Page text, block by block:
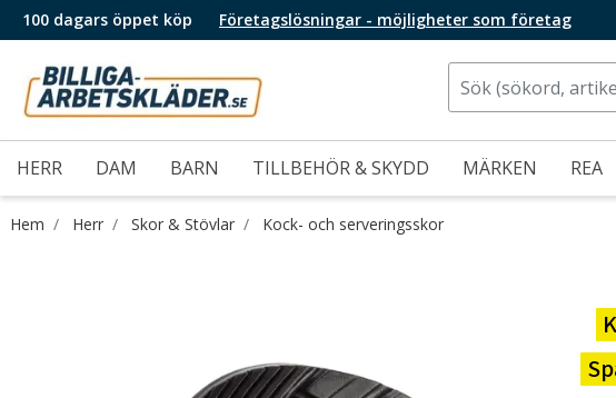
100 dagars öppet köp Företagslösningar - möjligheter som företag
HERR DAM BARN TILLBEHÖR & SKYDD MÄRKEN REA
Hem Herr Skor & Stövlar Kock- och serveringsskor